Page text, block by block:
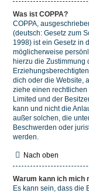
Was ist COPPA?
COPPA,
(deutsch: Gesetz zum
1998) ist ein Gesetz in
möglicherweise
hierzu die Zustimmung
dich oder die Website,
ziehe einen rechtlichen
Limited und der
kann und nicht die
außer solchen, die
Beschwerden oder
werden.
Nach oben
Warum kann ich mich
Es kann sein, dass die